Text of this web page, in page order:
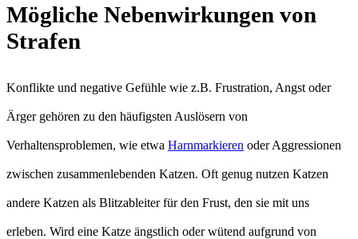
Mögliche Nebenwirkungen von
Strafen
Konflikte und negative Gefühle wie z.B. Frustration, Angst oder
Ärger gehören zu den häufigsten Auslösern von
Verhaltensproblemen, wie etwa Harnmarkieren oder Aggressionen
zwischen zusammenlebenden Katzen. Oft genug nutzen Katzen
andere Katzen als Blitzableiter für den Frust, den sie mit uns
erleben. Wird eine Katze ängstlich oder wütend aufgrund von